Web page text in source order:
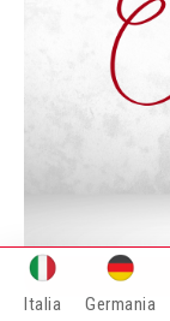
Italia Germania